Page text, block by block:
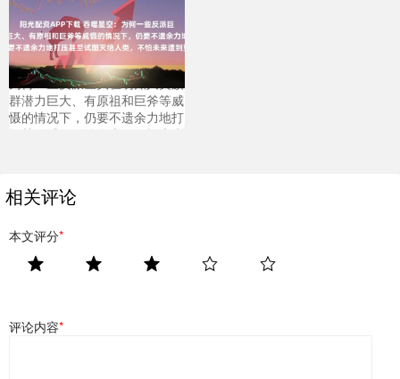
阳光配资APP下载 吞噬星空：
为何一些反派巨头在明知人类族
群潜力巨大、有原祖和巨斧等威
慑的情况下，仍要不遗余力地打
压甚至试图灭绝人类，不怕未来
相关评论
本文评分*
评论内容*